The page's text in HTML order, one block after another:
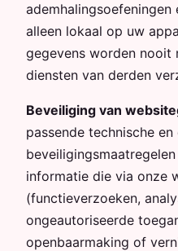
alleen lokaal op uw
gegevens worden nooit
diensten van derden
Beveiliging van
passende technische
informatie die via onze
(functieverzoeken,
ongeautoriseerde
openbaarmaking of